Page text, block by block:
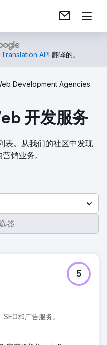
API 翻译的。
Development Agencies
开发服务
表。从我们的社区中发现
销业务。
器
和广告服务。
5